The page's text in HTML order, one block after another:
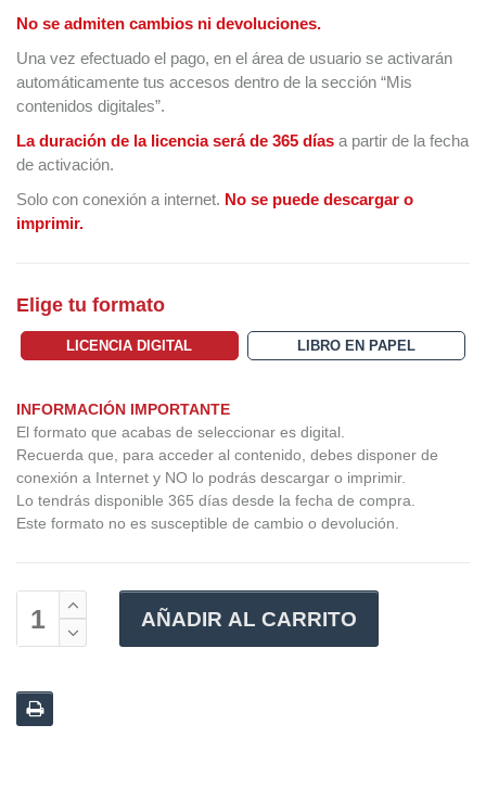
No se admiten cambios ni devoluciones.
Una vez efectuado el pago, en el área de usuario se activarán
automáticamente tus accesos dentro de la sección “Mis
contenidos digitales”.
La duración de la licencia será de 365 días a partir de la fecha
de activación.
Solo con conexión a internet. No se puede descargar o
imprimir.
Elige tu formato
LICENCIA DIGITAL LIBRO EN PAPEL
INFORMACIÓN IMPORTANTE
El formato que acabas de seleccionar es digital.
Recuerda que, para acceder al contenido, debes disponer de
conexión a Internet y NO lo podrás descargar o imprimir.
Lo tendrás disponible 365 días desde la fecha de compra.
Este formato no es susceptible de cambio o devolución.
AÑADIR AL CARRITO